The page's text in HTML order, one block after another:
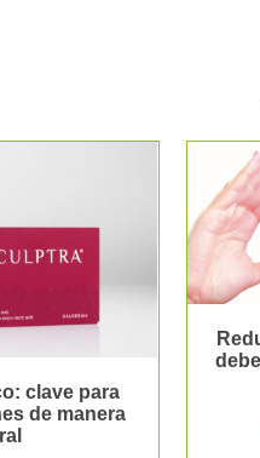
clave para
de manera